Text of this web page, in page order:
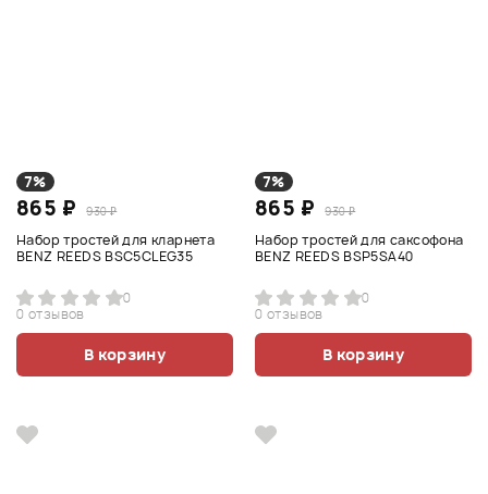
7%
865 ₽ 930 ₽
Набор тростей для кларнета
BENZ REEDS BSC5CLEG35
0
0 отзывов
В корзину
7%
865 ₽ 930 ₽
Набор тростей для саксофона
BENZ REEDS BSP5SA40
0
0 отзывов
В корзину